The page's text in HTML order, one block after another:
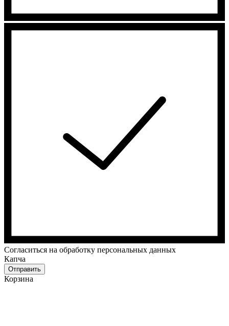
Cогласиться на обработку персональных данных
Капча
Отправить
Корзина